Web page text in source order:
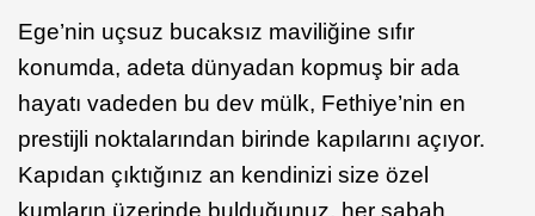
Ege’nin uçsuz bucaksız maviliğine sıfır
konumda, adeta dünyadan kopmuş bir ada
hayatı vadeden bu dev mülk, Fethiye’nin en
prestijli noktalarından birinde kapılarını açıyor.
Kapıdan çıktığınız an kendinizi size özel
kumların üzerinde bulduğunuz, her sabah